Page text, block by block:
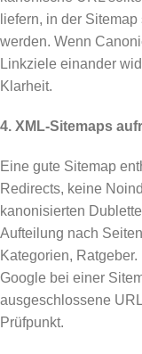
liefern, in der
werden. Wenn
Linkziele einander
Klarheit.
4. XML-Sitemaps
Eine gute Sitemap
Redirects, keine
kanonisierten
Aufteilung nach
Kategorien,
Google bei einer
ausgeschlossene
Prüfpunkt.